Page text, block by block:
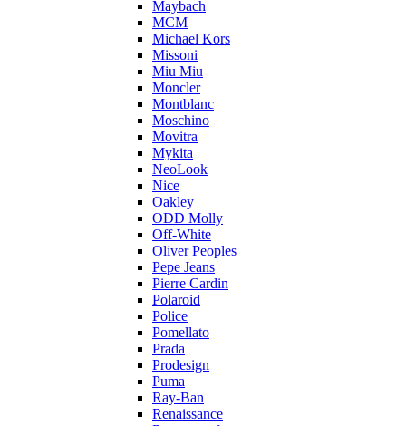
Maybach
MCM
Michael Kors
Missoni
Miu Miu
Moncler
Montblanc
Moschino
Movitra
Mykita
NeoLook
Nice
Oakley
ODD Molly
Off-White
Oliver Peoples
Pepe Jeans
Pierre Cardin
Polaroid
Police
Pomellato
Prada
Prodesign
Puma
Ray-Ban
Renaissance